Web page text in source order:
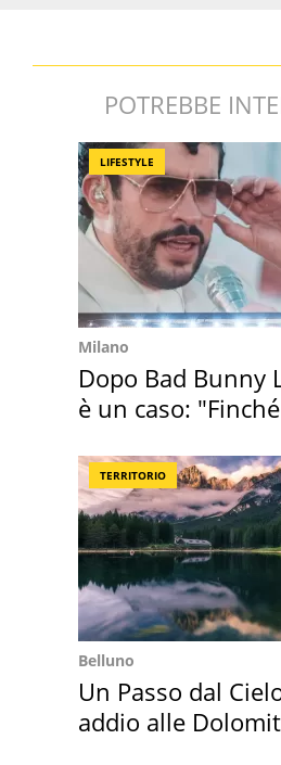
POTREBBE
LIFESTYLE
Milano
Dopo Bad Bunny
è un caso:
TERRITORIO
Belluno
Un Passo dal
addio alle